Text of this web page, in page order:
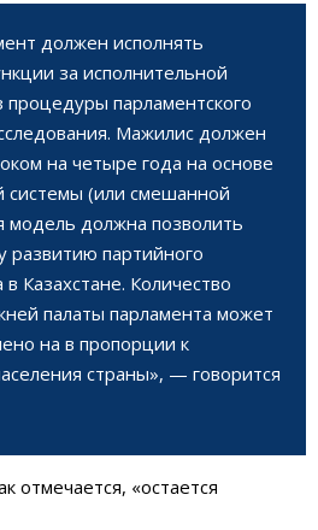
должен исполнять
за исполнительной
процедуры парламентского
Мажилис должен
на четыре года на основе
системы (или смешанной
модель должна позволить
развитию партийного
в Казахстане. Количество
палаты парламента может
на в пропорции к
страны», — говорится
отмечается, «остается